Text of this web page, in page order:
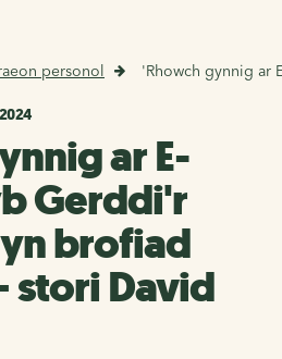
personol 'Rhowch gynnig ar
ar E-
Gerddi'r
brofiad
stori David